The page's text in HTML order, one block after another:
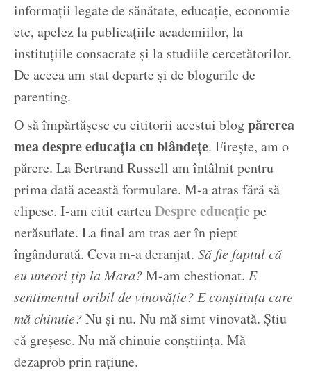
informații legate de sănătate, educație, economie
etc, apelez la publicațiile academiilor, la
instituțiile consacrate și la studiile cercetătorilor.
De aceea am stat departe și de blogurile de
parenting.
O să împărtășesc cu cititorii acestui blogpărerea
mea despre educația cu blândețe. Firește, am o
părere. La Bertrand Russell am întâlnit pentru
prima dată această formulare. M-a atras fără să
clipesc. I-am citit carteaDespre educațiepe
nerăsuflate. La final am tras aer în piept
îngândurată. Ceva m-a deranjat. Să fie faptul că
eu uneori țip la Mara?M-am chestionat. E
sentimentul oribil de vinovăție? E conștiința care
mă chinuie?Nu și nu. Nu mă simt vinovată. Știu
că greșesc. Nu mă chinuie conștiința. Mă
dezaprob prin rațiune.